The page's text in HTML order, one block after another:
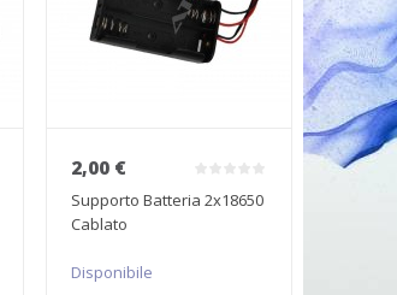
2,00 €
Supporto Batteria 2x18650
Cablato
Disponibile